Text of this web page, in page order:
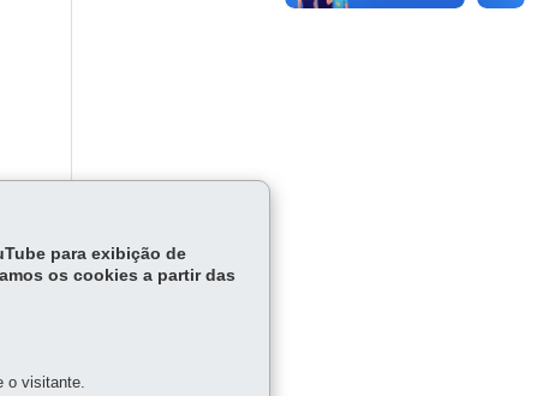
para exibição de
os cookies a partir das
o visitante.